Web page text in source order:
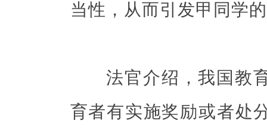
当性，从而引发甲同学
法官介绍，我国教育
育者有实施奖励或者处